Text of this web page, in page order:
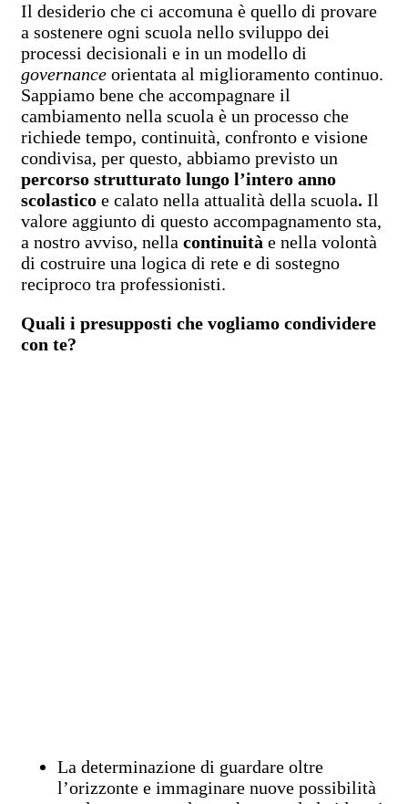
Il desiderio che ci accomuna è quello di provare
a sostenere ogni scuola nello sviluppo dei
processi decisionali e in un modello di
governance orientata al miglioramento continuo.
Sappiamo bene che accompagnare il
cambiamento nella scuola è un processo che
richiede tempo, continuità, confronto e visione
condivisa, per questo, abbiamo previsto un
percorso strutturato lungo l’intero anno
scolastico e calato nella attualità della scuola. Il
valore aggiunto di questo accompagnamento sta,
a nostro avviso, nella continuità e nella volontà
di costruire una logica di rete e di sostegno
reciproco tra professionisti.
Quali i presupposti che vogliamo condividere
con te?
La determinazione di guardare oltre
l’orizzonte e immaginare nuove possibilità